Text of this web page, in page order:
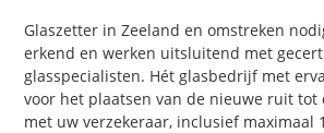
Glaszetter in Zeeland en omstreken
erkend en werken uitsluitend met
glasspecialisten. Hét glasbedrijf met
voor het plaatsen van de nieuwe ruit tot
met uw verzekeraar, inclusief maximaal